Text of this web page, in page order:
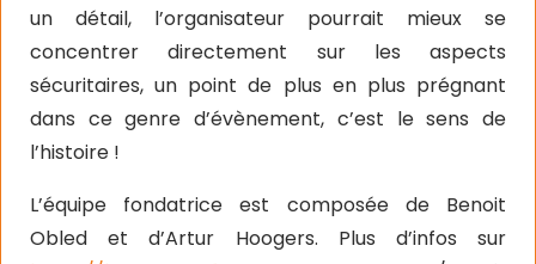
un détail, l’organisateur pourrait mieux se
concentrer directement sur les aspects
sécuritaires, un point de plus en plus prégnant
dans ce genre d’évènement, c’est le sens de
l’histoire !
L’équipe fondatrice est composée de Benoit
Obled et d’Artur Hoogers. Plus d’infos sur